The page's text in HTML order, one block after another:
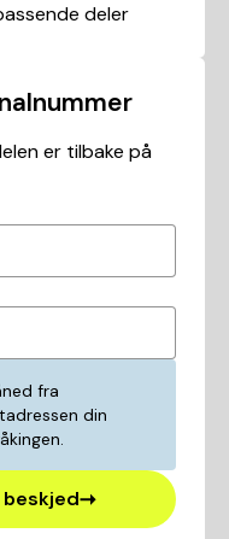
deler
er tilbake på
fra
din
beskjed